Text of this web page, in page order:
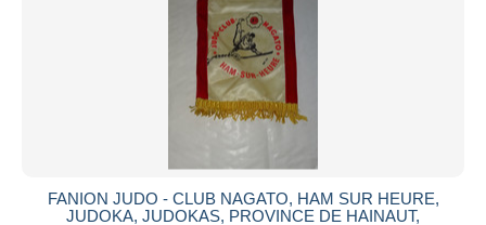
FANION JUDO - CLUB NAGATO, HAM SUR HEURE,
JUDOKA, JUDOKAS, PROVINCE DE HAINAUT,